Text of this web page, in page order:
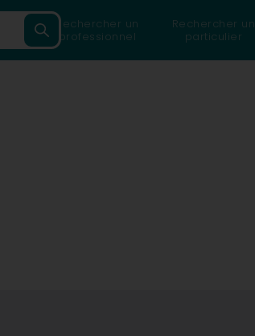
Rechercher un
professionnel
Rechercher un
particulier